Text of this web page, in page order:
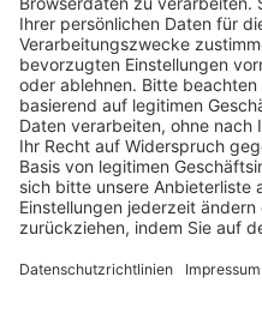
Trainerausbildung
Schulungsangebot
BFV-Geschäftsstellen
Trainerbörse
Login SpielPlus
FOLGE DEM BFV